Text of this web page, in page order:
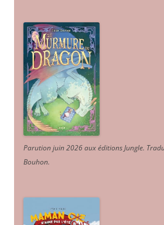
Parution juin 2026 aux éditions Jungle.
Bouhon.